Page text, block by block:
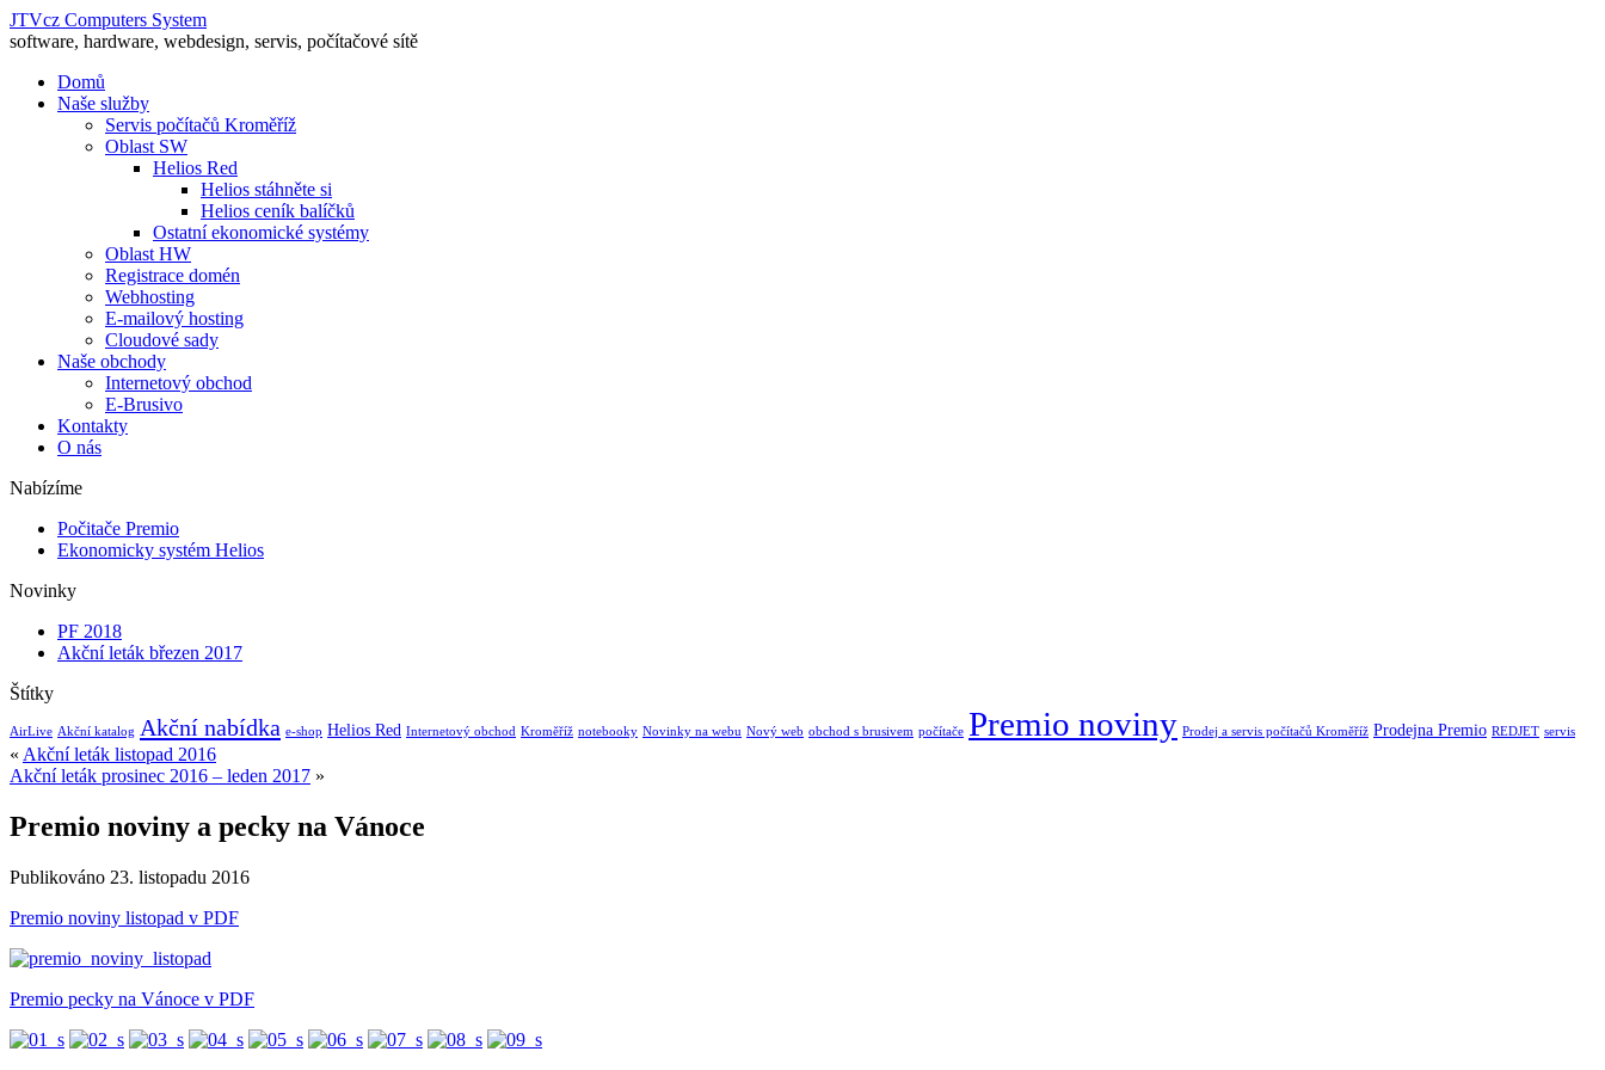
JTVcz Computers System
software, hardware, webdesign, servis, počítačové sítě
Domů
Naše služby
Servis počítačů Kroměříž
Oblast SW
Helios Red
Helios stáhněte si
Helios ceník balíčků
Ostatní ekonomické systémy
Oblast HW
Registrace domén
Webhosting
E-mailový hosting
Cloudové sady
Naše obchody
Internetový obchod
E-Brusivo
Kontakty
O nás
Nabízíme
Počitače Premio
Ekonomicky systém Helios
Novinky
PF 2018
Akční leták březen 2017
Štítky
AirLive Akční katalog Akční nabídka e-shop Helios Red Internetový obchod Kroměříž notebooky Novinky na webu Nový web obchod s brusivem počítače Premio noviny Prodej a servis počítačů Kroměříž Prodejna Premio REDJET servis
« Akční leták listopad 2016
Akční leták prosinec 2016 – leden 2017 »
Premio noviny a pecky na Vánoce
Publikováno 23. listopadu 2016
Premio noviny listopad v PDF
Premio pecky na Vánoce v PDF